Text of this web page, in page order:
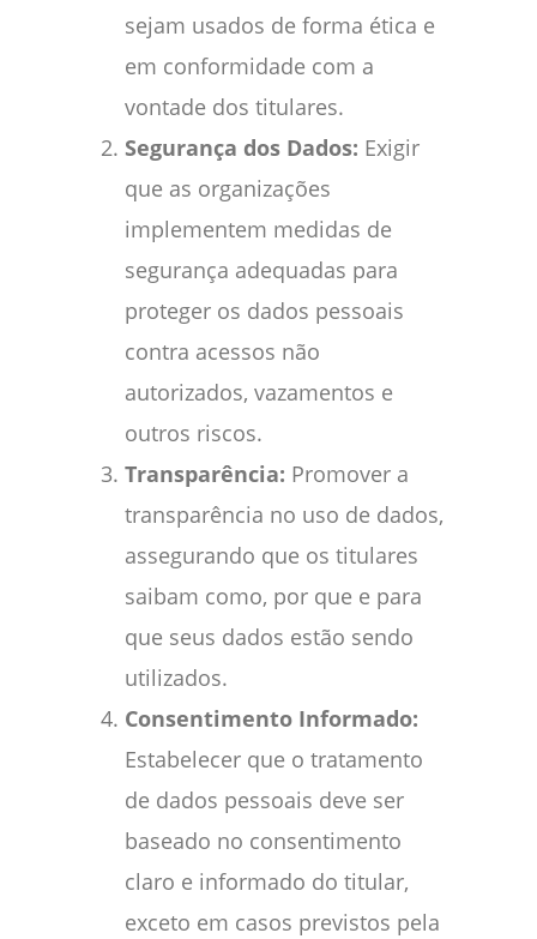
sejam usados de forma ética e
em conformidade com a
vontade dos titulares.
Segurança dos Dados: Exigir
que as organizações
implementem medidas de
segurança adequadas para
proteger os dados pessoais
contra acessos não
autorizados, vazamentos e
outros riscos.
Transparência: Promover a
transparência no uso de dados,
assegurando que os titulares
saibam como, por que e para
que seus dados estão sendo
utilizados.
Consentimento Informado:
Estabelecer que o tratamento
de dados pessoais deve ser
baseado no consentimento
claro e informado do titular,
exceto em casos previstos pela